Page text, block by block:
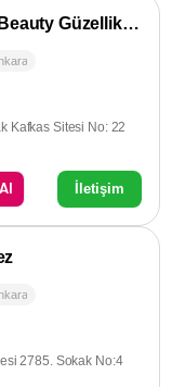
Grenada Life Personal Training Beauty Güzellik Salonu
Kafkas Sitesi No: 22
İletişim
2785. Sokak No:4